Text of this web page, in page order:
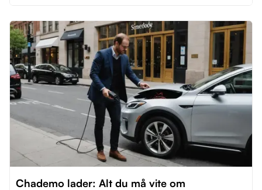
Chademo lader: Alt du må vite om